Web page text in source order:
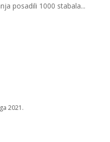
posadili 1000 stabala...
2021.